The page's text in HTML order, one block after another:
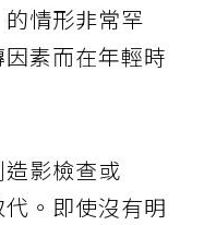
情形非常罕
素而在年輕時
影檢查或
代。即使沒有明